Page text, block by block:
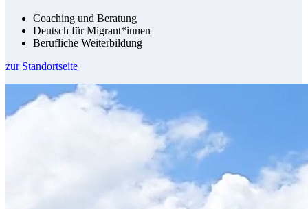
Coaching und Beratung
Deutsch für Migrant*innen
Berufliche Weiterbildung
zur Standortseite